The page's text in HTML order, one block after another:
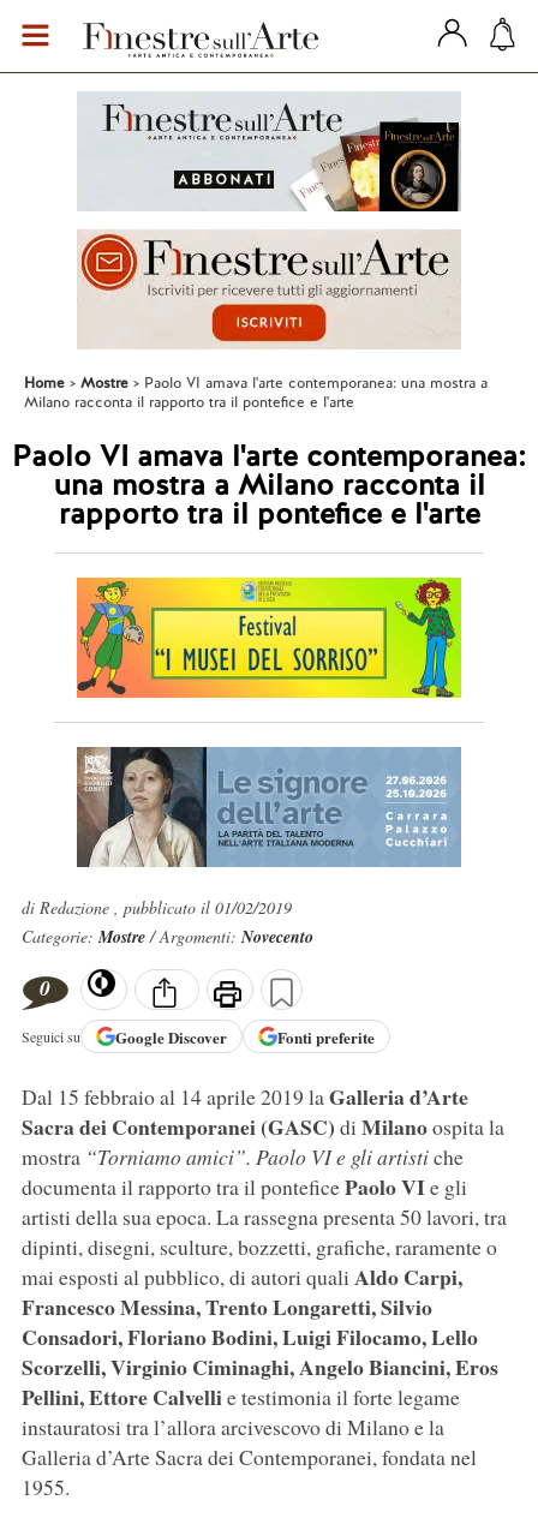
Home Mostre
Paolo VI amava l'arte contemporanea: una mostra a
Milano racconta il rapporto tra il pontefice e l'arte
Paolo VI amava l'arte contemporanea:
una mostra a Milano racconta il
rapporto tra il pontefice e l'arte
di Redazione , pubblicato il 01/02/2019
Categorie:Mostre/ Argomenti:Novecento
0
Seguici su GoogleDiscover Fonti preferite
Dal 15 febbraio al 14 aprile 2019 laGalleria d’Arte
Sacra dei Contemporanei (GASC) di Milanoospita la
mostra“Torniamo amici”. Paolo VI e gli artistiche
documenta il rapporto tra il ponteficePaolo VIe gli
artisti della sua epoca. La rassegna presenta 50 lavori, tra
dipinti, disegni, sculture, bozzetti, grafiche, raramente o
mai esposti al pubblico, di autori quali Aldo Carpi,
Francesco Messina, Trento Longaretti, Silvio
Consadori, Floriano Bodini, Luigi Filocamo, Lello
Scorzelli, Virginio Ciminaghi, Angelo Biancini, Eros
Pellini, Ettore Calvellie testimonia il forte legame
instauratosi tra l’allora arcivescovo di Milano e la
Galleria d’Arte Sacra dei Contemporanei, fondata nel
1955.